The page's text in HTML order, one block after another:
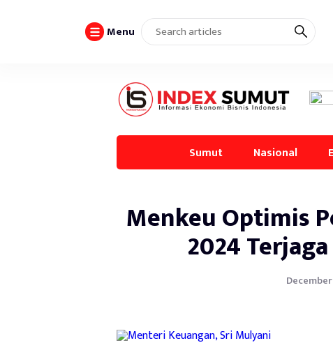
Menu
Sumut Nasional
Menkeu Optimis
2024
December